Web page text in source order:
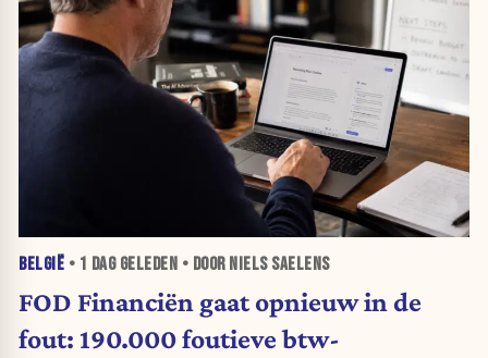
BELGIË • 1 DAGGELEDEN • DOOR NIELS SAELENS
FOD Financiën gaat opnieuw in de
fout: 190.000 foutieve btw-